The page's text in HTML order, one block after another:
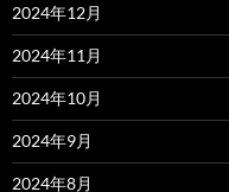
2024年12月
2024年11月
2024年10月
2024年9月
2024年8月